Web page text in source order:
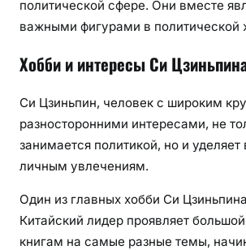
политической сфере. Они вместе
важными фигурами в политической
Хобби и интересы Си
Си Цзиньпин, человек с широким
разносторонними интересами, не
занимается политикой, но и
личным увлечениям.
Один из главных хобби Си
Китайский лидер проявляет
книгам на самые разные темы,